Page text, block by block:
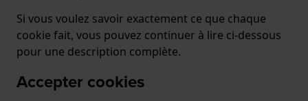
Si vous voulez savoir exactement ce que chaque
cookie fait, vous pouvez continuer à lire ci-dessous
pour une description complète.
Accepter cookies